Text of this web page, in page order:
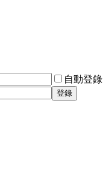
自動登錄
登錄